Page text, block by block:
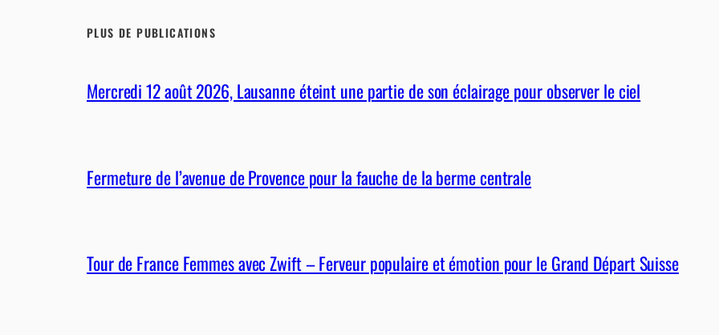
PLUS DE PUBLICATIONS
Mercredi 12 août 2026, Lausanne éteint une partie de son éclairage pour observer le ciel
Fermeture de l’avenue de Provence pour la fauche de la berme centrale
Tour de France Femmes avec Zwift – Ferveur populaire et émotion pour le Grand Départ Suisse